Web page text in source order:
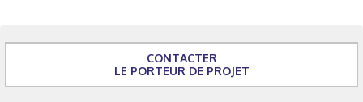
CONTACTER
LE PORTEUR DE PROJET